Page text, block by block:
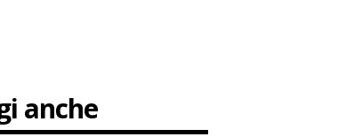
anche